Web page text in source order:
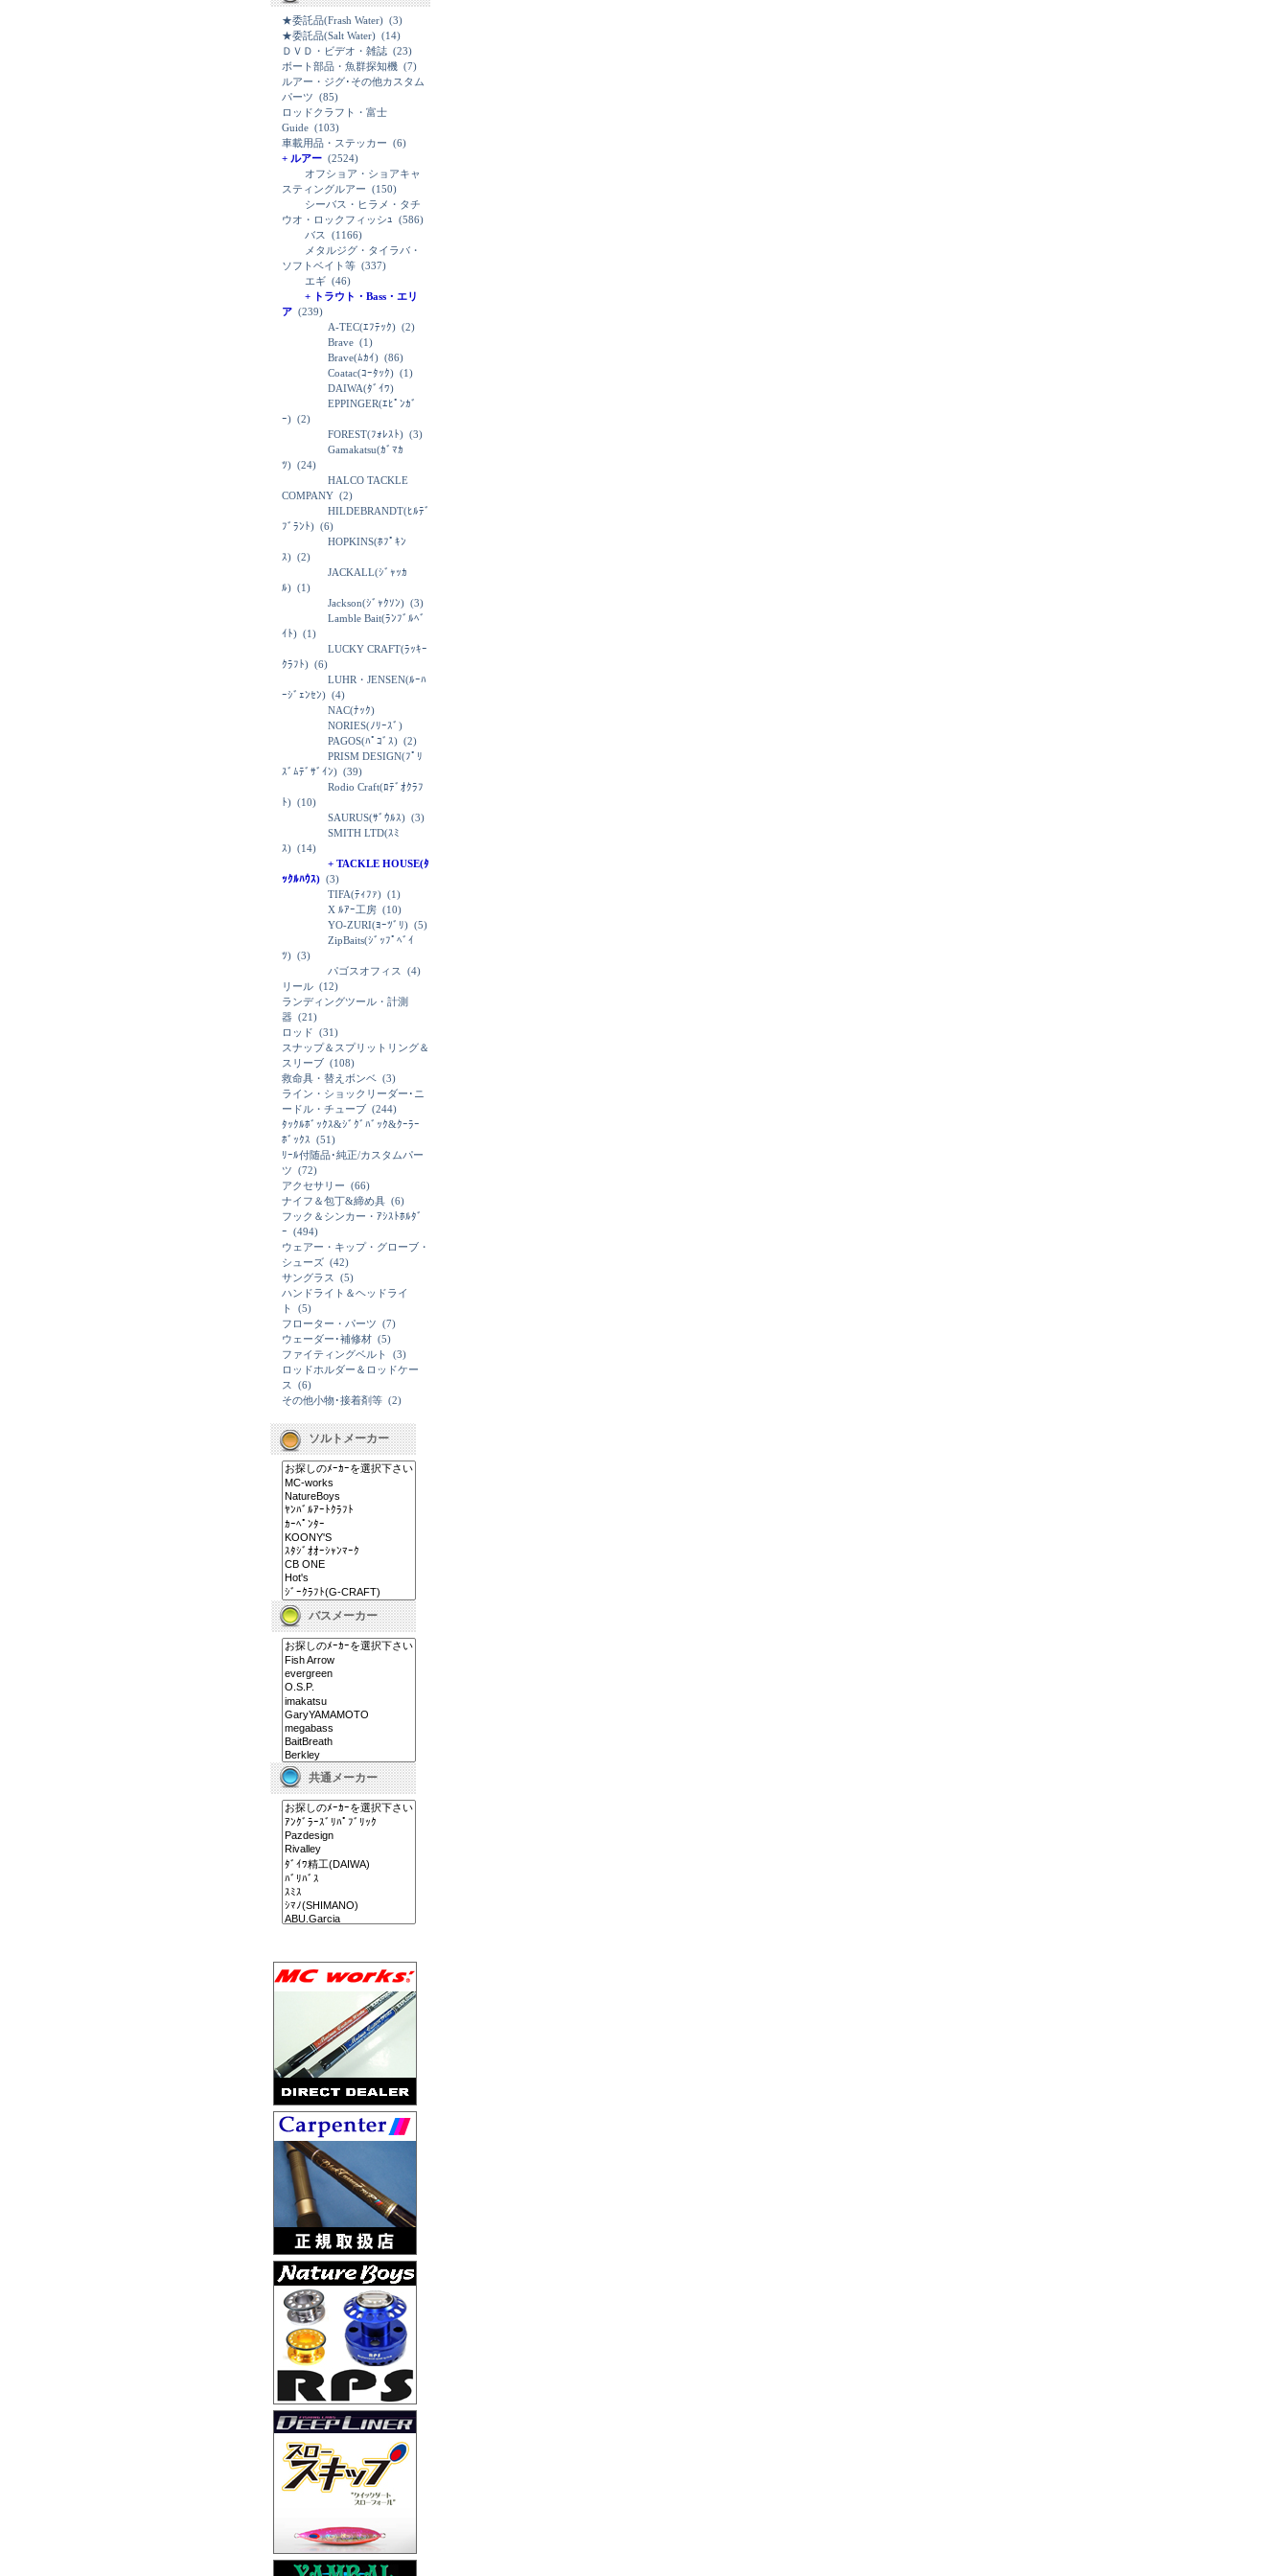
★委託品(Frash Water) (3)
★委託品(Salt Water) (14)
ＤＶＤ・ビデオ・雑誌 (23)
ボート部品・魚群探知機 (7)
ルアー・ジグ･その他カスタム
パーツ (85)
ロッドクラフト・富士
Guide (103)
車載用品・ステッカー (6)
+ ルアー (2524)
オフショア・ショアキャ
スティングルアー (150)
シーバス・ヒラメ・タチ
ウオ・ロックフィッシｭ (586)
バス
(1166)
メタルジグ・タイラバ・
ソフトベイト等 (337)
エギ (46)
+ トラウト・Bass・エリ
ア (239)
A-TEC(ｴﾌﾃｯｸ) (2)
Brave (1)
Brave(ﾑｶｲ) (86)
Coatac(ｺｰﾀｯｸ) (1)
DAIWA(ﾀﾞｲﾜ)
EPPINGER(ｴﾋﾟﾝｶﾞ
ｰ) (2)
FOREST(ﾌｫﾚｽﾄ) (3)
Gamakatsu(ｶﾞﾏｶ
ﾂ) (24)
HALCO TACKLE
COMPANY (2)
HILDEBRANDT(ﾋﾙﾃﾞ
ﾌﾞﾗﾝﾄ) (6)
HOPKINS(ﾎﾌﾟｷﾝ
ｽ) (2)
JACKALL(ｼﾞｬｯｶ
ﾙ) (1)
Jackson(ｼﾞｬｸｿﾝ) (3)
Lamble Bait(ﾗﾝﾌﾞﾙﾍﾞ
ｲﾄ) (1)
LUCKY CRAFT(ﾗｯｷｰ
ｸﾗﾌﾄ) (6)
LUHR・JENSEN(ﾙｰﾊ
ｰｼﾞｪﾝｾﾝ) (4)
NAC(ﾅｯｸ)
NORIES(ﾉﾘｰｽﾞ)
PAGOS(ﾊﾟｺﾞｽ) (2)
PRISM DESIGN(ﾌﾟﾘ
ｽﾞﾑﾃﾞｻﾞｲﾝ) (39)
Rodio Craft(ﾛﾃﾞｵｸﾗﾌ
ﾄ) (10)
SAURUS(ｻﾞｳﾙｽ) (3)
SMITH LTD(ｽﾐ
ｽ) (14)
+ TACKLE HOUSE(ﾀ
ｯｸﾙﾊｳｽ) (3)
TIFA(ﾃｨﾌｧ) (1)
X ﾙｱｰ工房 (10)
YO-ZURI(ﾖｰﾂﾞﾘ) (5)
ZipBaits(ｼﾞｯﾌﾟﾍﾞｲ
ﾂ) (3)
パゴスオフィス
(4)
リール (12)
ランディングツール・計測
器 (21)
ロッド (31)
スナップ＆スプリットリング＆
スリーブ (108)
救命具・替えボンベ (3)
ライン・ショックリーダー･ニ
ードル・チューブ (244)
ﾀｯｸﾙﾎﾞｯｸｽ&ｼﾞｸﾞﾊﾞｯｸ&ｸｰﾗｰ
ﾎﾞｯｸｽ (51)
ﾘｰﾙ付随品･純正/カスタムパー
ツ (72)
アクセサリー (66)
ナイフ＆包丁&締め具 (6)
フック＆シンカー・ｱｼｽﾄﾎﾙﾀﾞ
ｰ (494)
ウェアー・キップ・グローブ・
シューズ (42)
サングラス
(5)
ハンドライト＆ヘッドライ
ト
(5)
フローター・パーツ (7)
ウェーダー･補修材 (5)
ファイティングベルト
(3)
ロッドホルダー＆ロッドケー
ス
(6)
その他小物･接着剤等 (2)
ソルトメーカー
バスメーカー
共通メーカー